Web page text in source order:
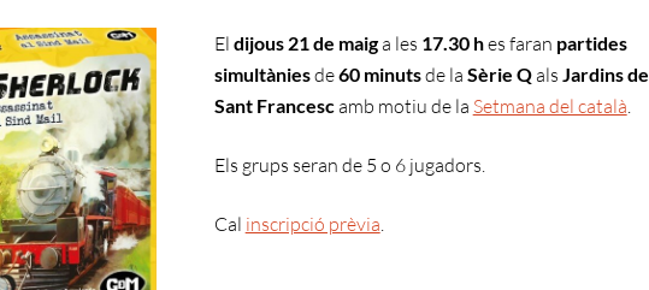
El dijous 21 de maiga les 17.30 hes faran partides
simultàniesde60 minutsde la Sèrie Qals Jardins de
Sant Francescamb motiu de la Setmana del català.
Els grups seran de 5 o 6 jugadors.
Cal inscripció prèvia.